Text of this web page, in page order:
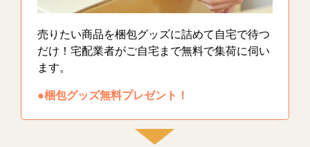
売りたい商品を梱包グッズに詰めて自宅で待つ
だけ！宅配業者がご自宅まで無料で集荷に伺い
ます。
●梱包グッズ無料プレゼント！